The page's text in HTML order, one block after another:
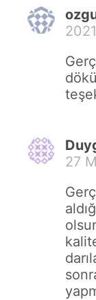
2021
27